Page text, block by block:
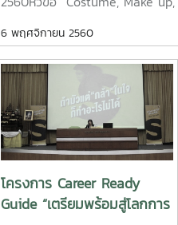
คุณนิษฐารักษ์ วสุวิชยะวรากร
6 พฤศจิกายน 2560
โครงการ Career Ready
Guide “เตรียมพร้อมสู่โลกการ